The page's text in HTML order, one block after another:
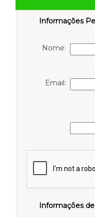
Informações
Nome:
Email:
Informações